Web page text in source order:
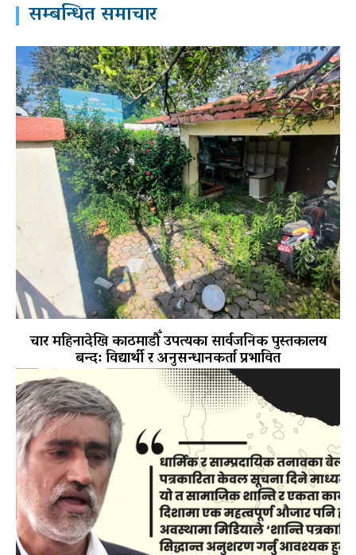
सम्बन्धित समाचार
चार महिनादेखि काठमाडौँ उपत्यका सार्वजनिक पुस्तकालय
बन्द: विद्यार्थी र अनुसन्धानकर्ता प्रभावित